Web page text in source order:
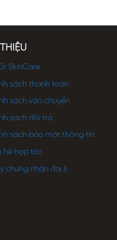
SkinCare
sách thanh toán
sách vận chuyển
sách đổi trả
sách bảo mật thông tin
hệ hợp tác
chứng nhận đại lí